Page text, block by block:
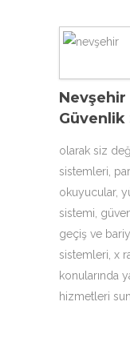
olarak siz
sistemleri,
okuyucular,
sistemi,
geçiş ve
sistemleri, x
konularında
hizmetleri